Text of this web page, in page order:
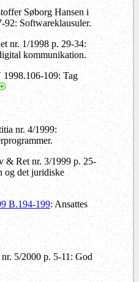
Søborg Hansen i
92: Softwareklausuler.
nr. 1/1998 p. 29-34:
kommunikation.
109: Tag
nr. 4/1999:
& Ret nr. 3/1999 p. 25-
og det juridiske
B.194-199: Ansattes
5/2000 p. 5-11: God